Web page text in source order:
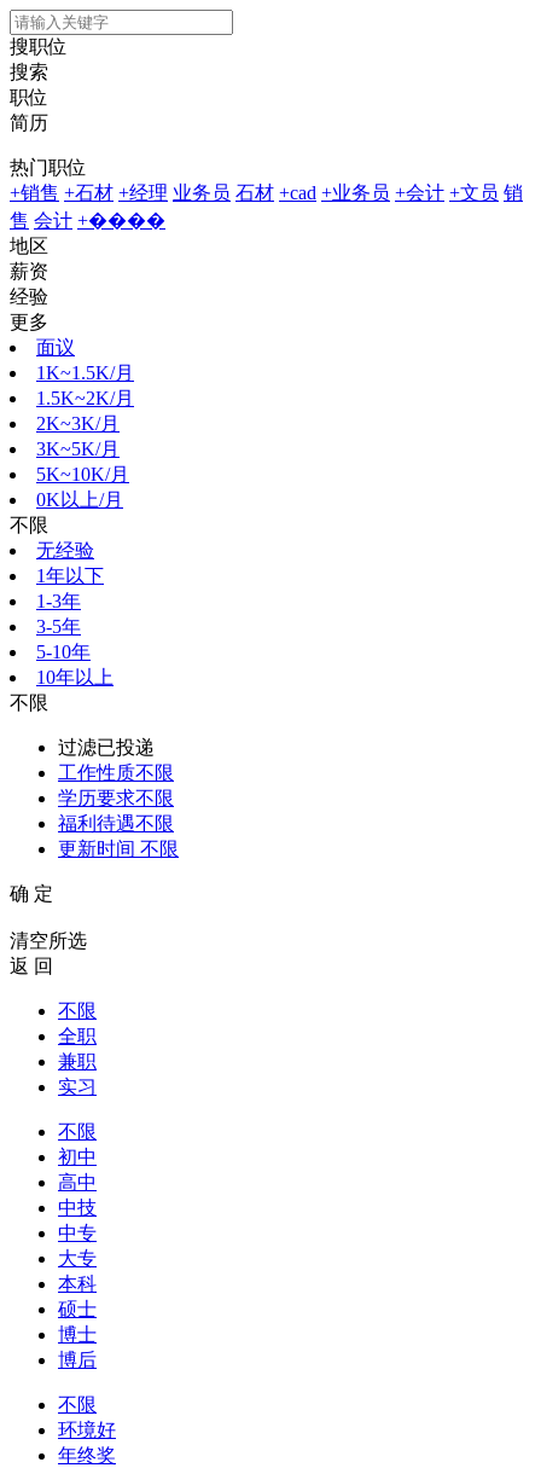
搜职位
搜索
职位
简历
热门职位
+销售 +石材 +经理 业务员 石材 +cad +业务员 +会计 +文员 销
售 会计 +����
地区
薪资
经验
更多
面议
1K~1.5K/月
1.5K~2K/月
2K~3K/月
3K~5K/月
5K~10K/月
0K以上/月
不限
无经验
1年以下
1-3年
3-5年
5-10年
10年以上
不限
过滤已投递
工作性质不限
学历要求不限
福利待遇不限
更新时间 不限
确 定
清空所选
返 回
不限
全职
兼职
实习
不限
初中
高中
中技
中专
大专
本科
硕士
博士
博后
不限
环境好
年终奖